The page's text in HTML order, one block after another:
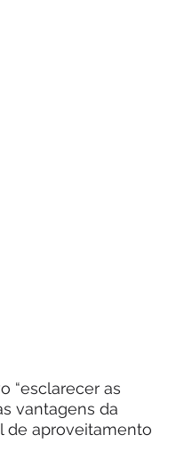
“esclarecer as
vantagens da
de aproveitamento